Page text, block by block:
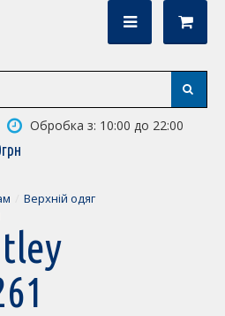
Обробка з: 10:00 до 22:00
грн
Верхній одяг